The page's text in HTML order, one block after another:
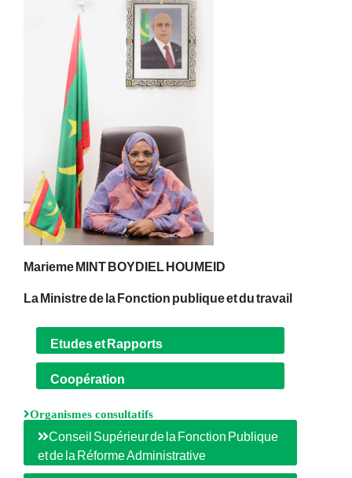
Marieme MINT BOYDIEL HOUMEID
La Ministre de la Fonction publique et du travail
Etudes et Rapports
Coopération
Organismes consultatifs
Conseil Supérieur de la Fonction Publique
et de la Réforme Administrative